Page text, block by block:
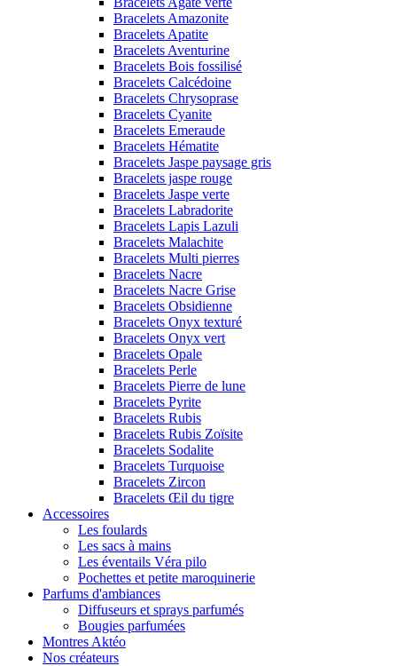
Bracelets Amazonite
Bracelets Apatite
Bracelets Aventurine
Bracelets Bois fossilisé
Bracelets Calcédoine
Bracelets Chrysoprase
Bracelets Cyanite
Bracelets Emeraude
Bracelets Hématite
Bracelets Jaspe paysage gris
Bracelets jaspe rouge
Bracelets Jaspe verte
Bracelets Labradorite
Bracelets Lapis Lazuli
Bracelets Malachite
Bracelets Multi pierres
Bracelets Nacre
Bracelets Nacre Grise
Bracelets Obsidienne
Bracelets Onyx texturé
Bracelets Onyx vert
Bracelets Opale
Bracelets Perle
Bracelets Pierre de lune
Bracelets Pyrite
Bracelets Rubis
Bracelets Rubis Zoïsite
Bracelets Sodalite
Bracelets Turquoise
Bracelets Zircon
Bracelets Œil du tigre
Accessoires
Les foulards
Les sacs à mains
Les éventails Véra pilo
Pochettes et petite maroquinerie
Parfums d'ambiances
Diffuseurs et sprays parfumés
Bougies parfumées
Montres Aktéo
Nos créateurs